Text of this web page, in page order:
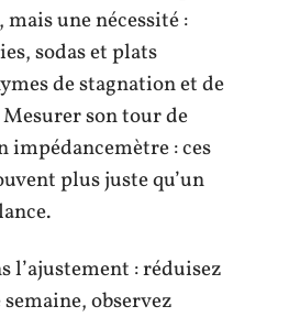
une nécessité :
sodas et plats
de stagnation et de
son tour de
: ces
plus juste qu’un
l’ajustement : réduisez
observez